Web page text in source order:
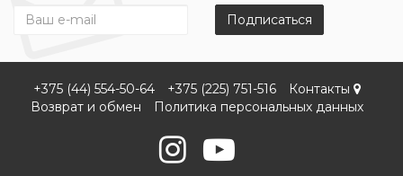
Подписаться
+375 (44) 554-50-64 +375 (225) 751-516
Контакты
Возврат и обмен
Политика персональных данных